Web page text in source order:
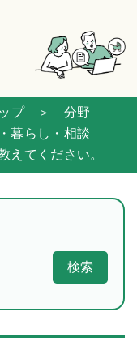
プ＞ 分野
らし・相談
てください。
検索